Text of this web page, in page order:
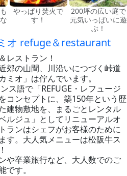
やっぱり焚火で
す！
200坪の広い庭で
元気いっぱいに遊
ぶ！
オ refuge＆restaurant
レストラン！
郊の山間、川沿いにつづく峠道
ミオ」は佇んでいます。
ス語で「REFUGE・レフュージ
コンセプトに、築150年という歴
建物敷地を、まるごとレンタル
ルジュ」としてリニューアルオ
ランはシェフがお客様のために
す。大人気メニューは松阪牛ス
や卒業旅行など、大人数でのご
です。